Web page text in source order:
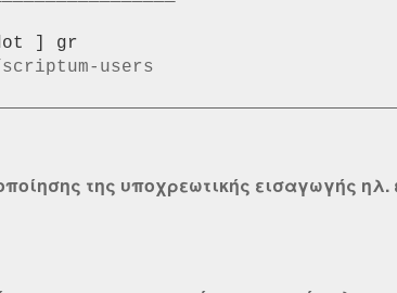
users
της υποχρεωτικής εισαγωγής